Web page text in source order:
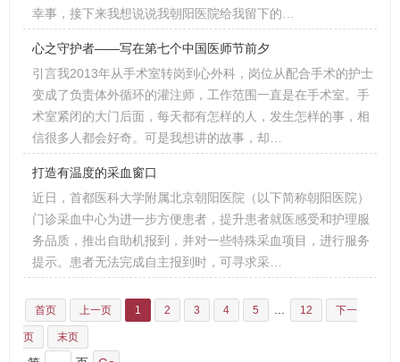
幸事，接下来我想说说我朝阳医院给我留下的…
心之守护者——写在第七个中国医师节前夕
引言我2013年从手术室转岗到心外科，岗位从配合手术的护士
变成了负责体外循环的灌注师，工作范围一直是在手术室。手
术室紧闭的大门后面，每天都有怎样的人，发生怎样的事，相
信很多人都会好奇。可是我想讲的故事，却…
打造有温度的采血窗口
近日，首都医科大学附属北京朝阳医院（以下简称朝阳医院）
门诊采血中心为进一步方便患者，提升患者就医感受和护理服
务品质，推出自助机报到，并对一些特殊采血项目，进行服务
提示。患者无法完成自主报到时，可寻求采…
首页 上一页 1 2 3 4 5 12 下一
页 末页